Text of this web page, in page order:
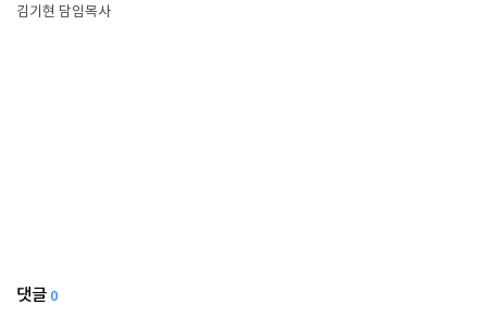
김기현 담임목사
댓글 0